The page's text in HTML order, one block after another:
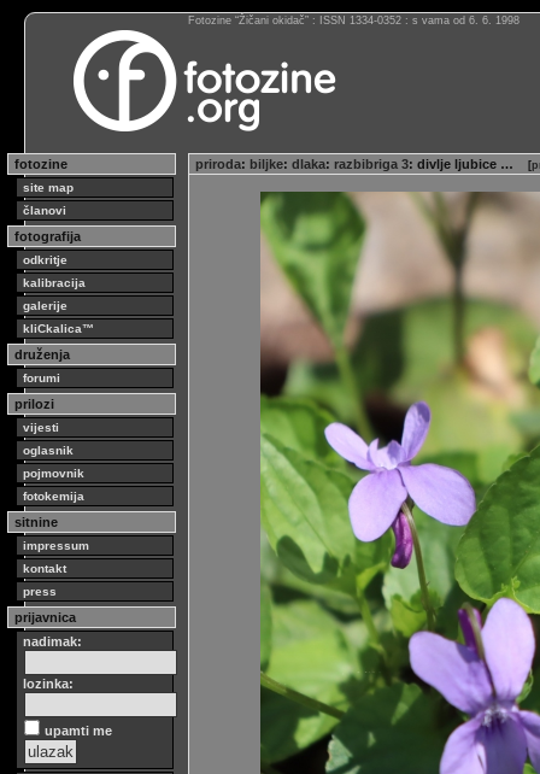
Fotozine “Žičani okidač” : ISSN 1334-0352 : s vama od 6. 6. 1998
fotozine
site map
članovi
fotografija
odkritje
kalibracija
galerije
kliCkalica™
druženja
forumi
prilozi
vijesti
oglasnik
pojmovnik
fotokemija
sitnine
impressum
kontakt
press
prijavnica
nadimak:
lozinka:
upamti me
priroda: biljke: dlaka: razbibriga 3: divlje ljubice … [